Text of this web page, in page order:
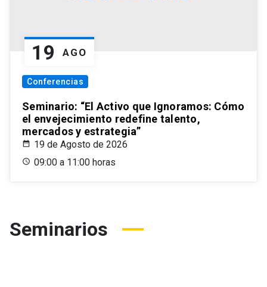
19 AGO
Conferencias
Seminario: “El Activo que Ignoramos: Cómo
el envejecimiento redefine talento,
mercados y estrategia”
19 de Agosto de 2026
09:00 a 11:00 horas
Seminarios